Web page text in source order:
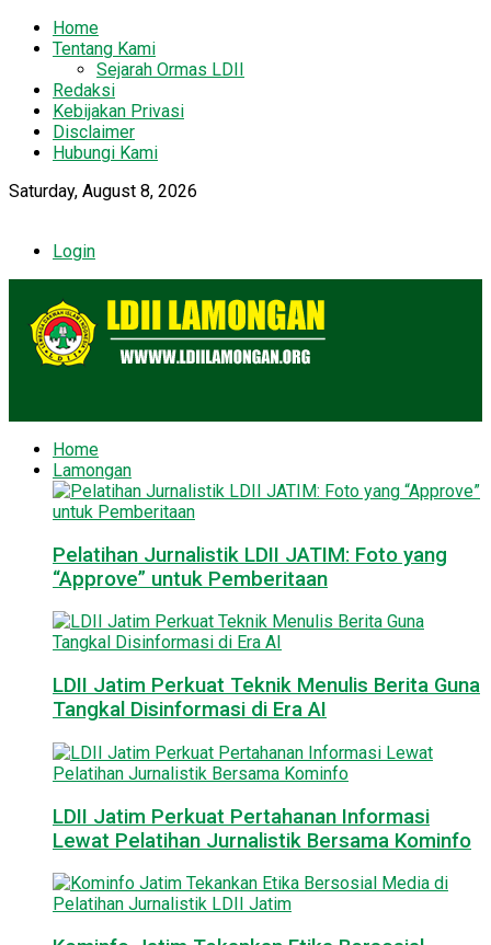
Home
Tentang Kami
Sejarah Ormas LDII
Redaksi
Kebijakan Privasi
Disclaimer
Hubungi Kami
Saturday, August 8, 2026
Login
Home
Lamongan
Pelatihan Jurnalistik LDII JATIM: Foto yang
“Approve” untuk Pemberitaan
LDII Jatim Perkuat Teknik Menulis Berita Guna
Tangkal Disinformasi di Era AI
LDII Jatim Perkuat Pertahanan Informasi
Lewat Pelatihan Jurnalistik Bersama Kominfo